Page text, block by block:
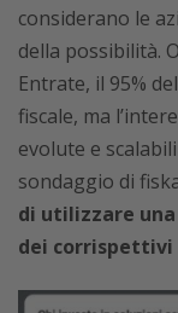
considerano le
della possibilità.
Entrate, il 95%
fiscale, ma
evolute e
sondaggio di
di utilizzare
dei corrispettivi